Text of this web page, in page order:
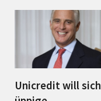
Unicredit will sich